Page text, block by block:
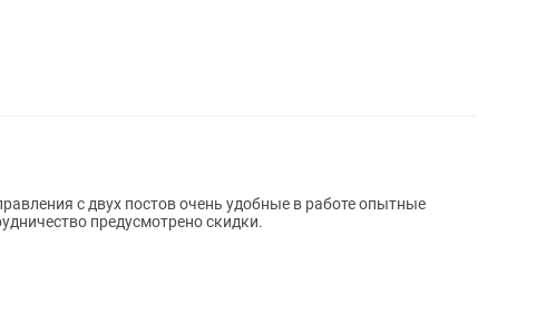
с двух постов очень удобные в работе опытные
предусмотрено скидки.